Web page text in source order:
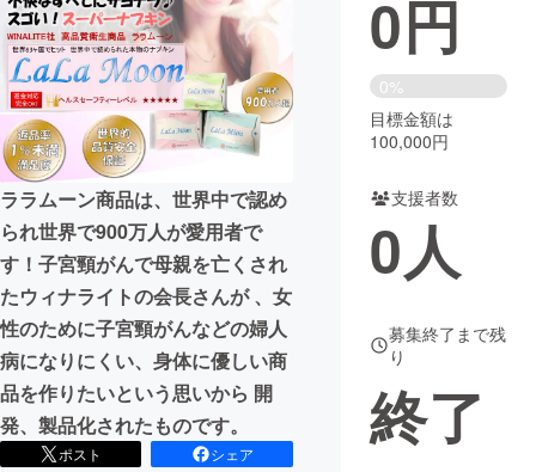
映像・映画 書籍・雑誌
ビジネス・起業 チャレンジ
まちづくり・地域活性化
CAMPFIRE for Social Good
CAMPFIRE Creation
CAMPFIREふるさと納税 machi-ya コミュニティ
ララムーン商品は、世界中で認め
られ世界で900万人が愛用者で
す！子宮頸がんで母親を亡くされ
たウィナライトの会長さんが 、女
性のために子宮頸がんなどの婦人
病になりにくい、身体に優しい商
品を作りたいという思いから 開
発、製品化されたものです。
ポスト
シェア
0円
0%
目標金額は
100,000円
支援者数
0人
募集終了まで残
り
終了